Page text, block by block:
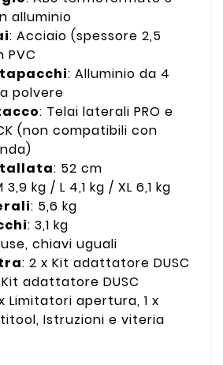
alluminio
: Acciaio (spessore 2,5
PVC
: Alluminio da 4
polvere
: Telai laterali PRO e
(non compatibili con
: 52 cm
3,9 kg / L 4,1 kg / XL 6,1 kg
: 5,6 kg
: 3,1 kg
chiavi uguali
: 2 x Kit adattatore DUSC
adattatore DUSC
Limitatori apertura, 1 x
Istruzioni e viteria